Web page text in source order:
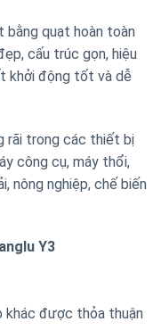
quạt hoàn toàn
cấu trúc gọn, hiệu
khởi động tốt và dễ
rãi trong các thiết bị
công cụ, máy thổi,
nông nghiệp, chế biến
Y3
khác được thỏa thuận